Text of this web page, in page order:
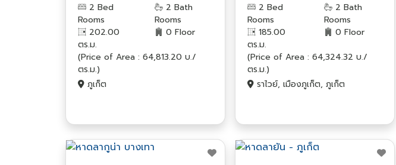
2 Bed
Rooms
2 Bath
Rooms
202.00
ตร.ม.
0 Floor
(Price of Area : 64,813.20 บ./
ตร.ม.)
ภูเก็ต
2 Bed
Rooms
2 Bath
Rooms
185.00
ตร.ม.
0 Floor
(Price of Area : 64,324.32 บ./
ตร.ม.)
ราไวย์, เมืองภูเก็ต, ภูเก็ต